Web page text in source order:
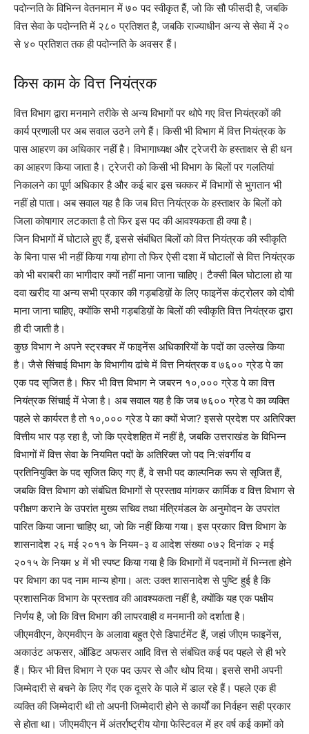
पदोन्नति के विभिन्न वेतनमान में ७० पद स्वीकृत हैं, जो कि सौ फीसदी है, जबकि
वित्त सेवा के पदोन्नति में २८० प्रतिशत है, जबकि राज्याधीन अन्य से सेवा में २०
से ४० प्रतिशत तक ही पदोन्नति के अवसर हैं।
किस काम के वित्त नियंत्रक
वित्त विभाग द्वारा मनमाने तरीके से अन्य विभागों पर थोपे गए वित्त नियंत्रकों की
कार्य प्रणाली पर अब सवाल उठने लगे हैं। किसी भी विभाग में वित्त नियंत्रक के
पास आहरण का अधिकार नहीं है। विभागाध्यक्ष और ट्रेजरी के हस्ताक्षर से ही धन
का आहरण किया जाता है। ट्रेजरी को किसी भी विभाग के बिलों पर गलतियां
निकालने का पूर्ण अधिकार है और कई बार इस चक्कर में विभागों से भुगतान भी
नहीं हो पाता। अब सवाल यह है कि जब वित्त नियंत्रक के हस्ताक्षर के बिलों को
जिला कोषागार लटकाता है तो फिर इस पद की आवश्यकता ही क्या है।
जिन विभागों में घोटाले हुए हैं, इससे संबंधित बिलों को वित्त नियंत्रक की स्वीकृति
के बिना पास भी नहीं किया गया होगा तो फिर ऐसी दशा में घोटालों से वित्त नियंत्रक
को भी बराबरी का भागीदार क्यों नहीं माना जाना चाहिए। टैक्सी बिल घोटाला हो या
दवा खरीद या अन्य सभी प्रकार की गड़बडिय़ों के लिए फाइनेंस कंट्रोलर को दोषी
माना जाना चाहिए, क्योंकि सभी गड़बडिय़ों के बिलों की स्वीकृति वित्त नियंत्रक द्वारा
ही दी जाती है।
कुछ विभाग ने अपने स्ट्रक्चर में फाइनेंस अधिकारियों के पदों का उल्लेख किया
है। जैसे सिंचाई विभाग के विभागीय ढांचे में वित्त नियंत्रक व ७६०० ग्रेड पे का
एक पद सृजित है। फिर भी वित्त विभाग ने जबरन १०,००० ग्रेड पे का वित्त
नियंत्रक सिंचाई में भेजा है। अब सवाल यह है कि जब ७६०० ग्रेड पे का व्यक्ति
पहले से कार्यरत है तो १०,००० ग्रेड पे का क्यों भेजा? इससे प्रदेश पर अतिरिक्त
वित्तीय भार पड़ रहा है, जो कि प्रदेशहित में नहीं है, जबकि उत्तराखंड के विभिन्न
विभागों में वित्त सेवा के नियमित पदों के अतिरिक्त जो पद नि:संवर्गीय व
प्रतिनियुक्ति के पद सृजित किए गए हैं, वे सभी पद काल्पनिक रूप से सृजित हैं,
जबकि वित्त विभाग को संबंधित विभागों से प्रस्ताव मांगकर कार्मिक व वित्त विभाग से
परीक्षण कराने के उपरांत मुख्य सचिव तथा मंत्रिमंडल के अनुमोदन के उपरांत
पारित किया जाना चाहिए था, जो कि नहीं किया गया। इस प्रकार वित्त विभाग के
शासनादेश २६ मई २०११ के नियम-३ व आदेश संख्या ०७२ दिनांक २ मई
२०१५ के नियम ४ में भी स्पष्ट किया गया है कि विभागों में पदनामों में भिन्नता होने
पर विभाग का पद नाम मान्य होगा। अत: उक्त शासनादेश से पुष्टि हुई है कि
प्रशासनिक विभाग के प्रस्ताव की आवश्यकता नहीं है, क्योंकि यह एक पक्षीय
निर्णय है, जो कि वित्त विभाग की लापरवाही व मनमानी को दर्शाता है।
जीएमवीएन, केएमवीएन के अलावा बहुत ऐसे डिपार्टमेंट हैं, जहां जीएम फाइनेंस,
अकाउंट अफसर, ऑडिट अफसर आदि वित्त से संबंधित कई पद पहले से ही भरे
हैं। फिर भी वित्त विभाग ने एक पद ऊपर से और थोप दिया। इससे सभी अपनी
जिम्मेदारी से बचने के लिए गेंद एक दूसरे के पाले में डाल रहे हैं। पहले एक ही
व्यक्ति की जिम्मेदारी थी तो अपनी जिम्मेदारी होने से कार्यों का निर्वहन सही प्रकार
से होता था। जीएमवीएन में अंतर्राष्ट्रीय योगा फेस्टिवल में हर वर्ष कई कामों को